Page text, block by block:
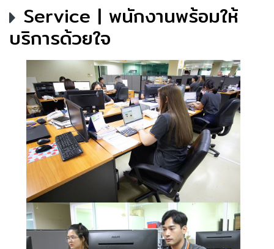
Service | พนักงานพร้อมให้
บริการด้วยใจ